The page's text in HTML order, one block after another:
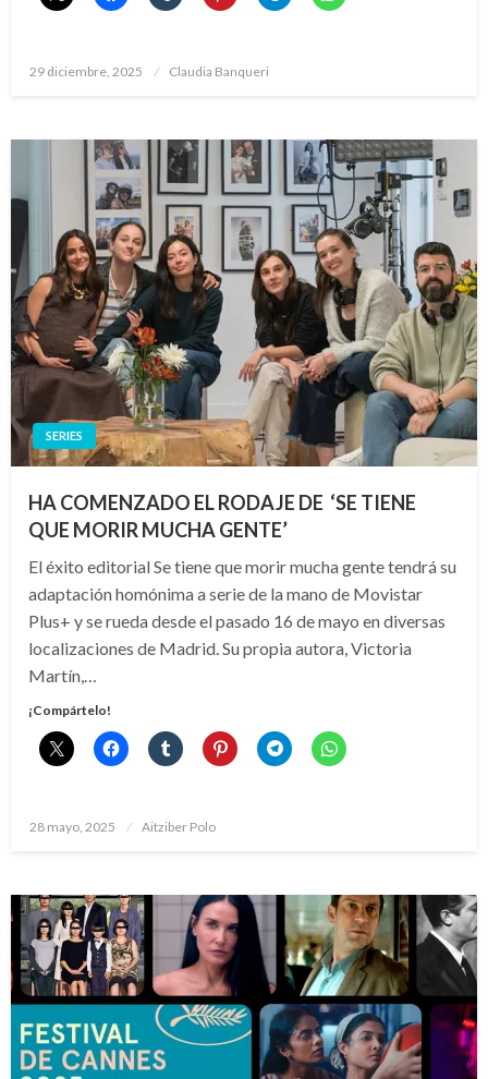
Publicado
29 diciembre, 2025 Claudia Banqueri
SERIES
HA COMENZADO EL RODAJE DE ‘SE TIENE
QUE MORIR MUCHA GENTE’
El éxito editorial Se tiene que morir mucha gente tendrá su
adaptación homónima a serie de la mano de Movistar
Plus+ y se rueda desde el pasado 16 de mayo en diversas
localizaciones de Madrid. Su propia autora, Victoria
Martín,…
¡Compártelo!
Publicado
28 mayo, 2025 Aitziber Polo